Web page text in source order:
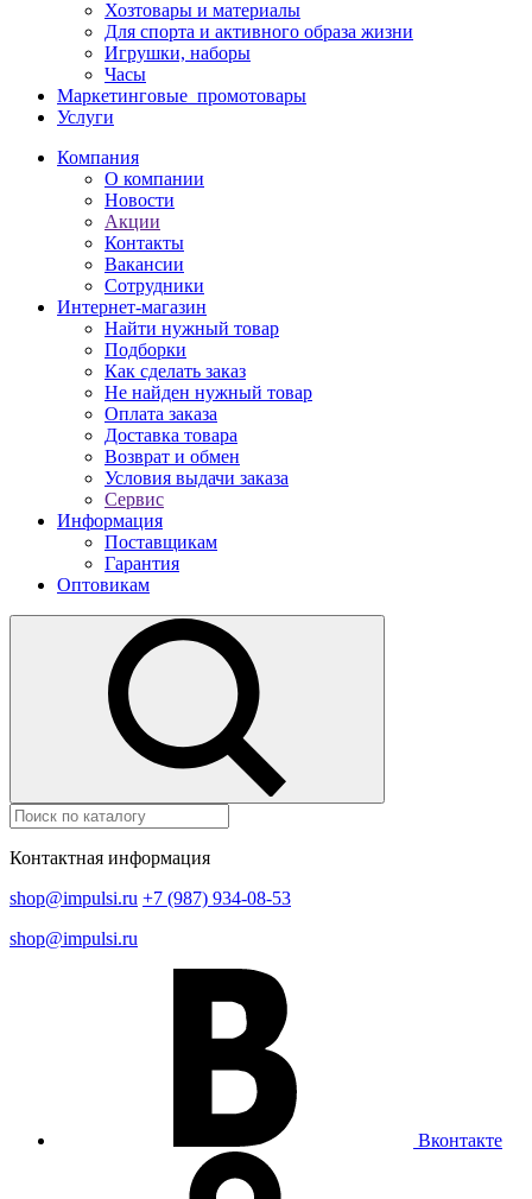
Хозтовары и материалы
Для спорта и активного образа жизни
Игрушки, наборы
Часы
Маркетинговые_промотовары
Услуги
Компания
О компании
Новости
Акции
Контакты
Вакансии
Сотрудники
Интернет-магазин
Найти нужный товар
Подборки
Как сделать заказ
Не найден нужный товар
Оплата заказа
Доставка товара
Возврат и обмен
Условия выдачи заказа
Сервис
Информация
Поставщикам
Гарантия
Оптовикам
Контактная информация
shop@impulsi.ru +7 (987) 934-08-53
shop@impulsi.ru
Вконтакте